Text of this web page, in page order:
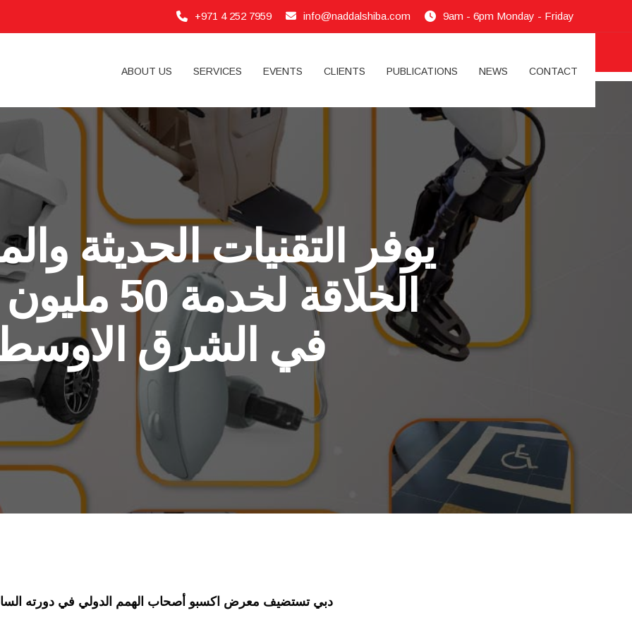
+971 4 252 7959 info@naddalshiba.com 9am - 6pm Monday - Friday
ABOUT US SERVICES EVENTS CLIENTS PUBLICATIONS NEWS CONTACT
يوفر التقنيات الحديثة
الخلاقة
في الشرق
دبي تستضيف معرض اكسبو أصحاب الهمم الدولي في دورته